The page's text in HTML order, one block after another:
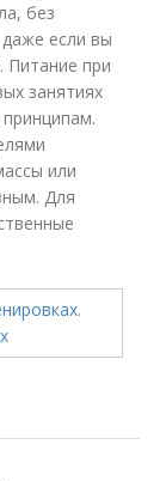
без
даже если вы
Питание при
занятиях
или
Для